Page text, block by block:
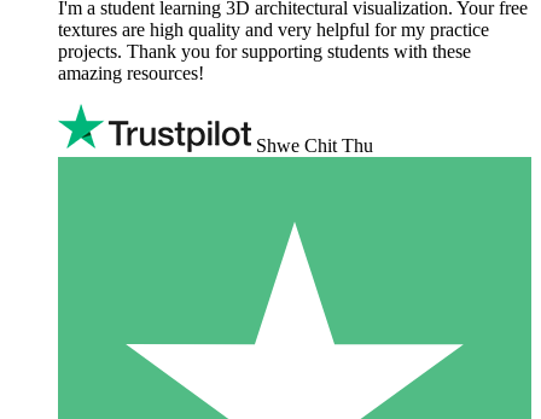
I'm a student learning 3D architectural visualization. Your free
textures are high quality and very helpful for my practice
projects. Thank you for supporting students with these
amazing resources!
Shwe Chit Thu